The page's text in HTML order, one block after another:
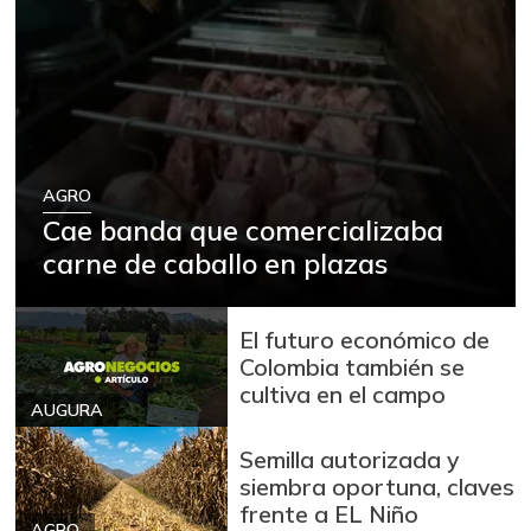
Arracacha blanca
07/25/2026
Arroz
12/09/2023
$ 2.180,00
+88,05%
Arroz blanco
12/09/2023
$ 3.995,50
Arroz blanco en
bulto
12/09/2023
$ 3.380,00
Arroz blanco
importado
07/25/2026
$ 3.283,00
-2,49%
Arroz de primera
07/25/2026
$ 3.494,15
+0,72%
AGRO
Cae banda que comercializaba
carne de caballo en plazas
AUGURA
El futuro económico de
Colombia también se
cultiva en el campo
Semilla autorizada y
siembra oportuna, claves
frente a EL Niño